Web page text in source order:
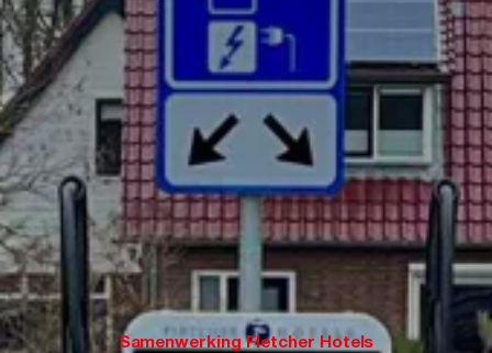
Samenwerking Fletcher Hotels